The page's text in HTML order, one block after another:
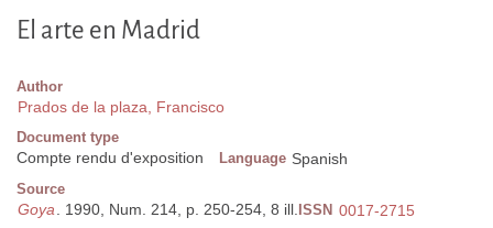
El arte en Madrid
Author
Prados de la plaza, Francisco
Document type
Compte rendu d'exposition Language Spanish
Source
Goya. 1990, Num. 214, p. 250-254, 8 ill. ISSN 0017-2715